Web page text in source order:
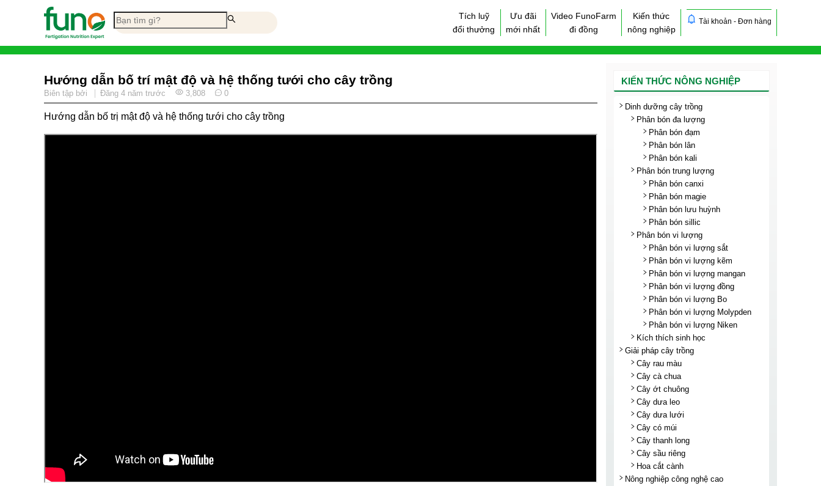
Tích luỹ
đổi thưởng
Ưu đãi
mới nhất
Video FunoFarm
đi đồng
Kiến thức
nông nghiệp
Tài khoản - Đơn hàng
Hướng dẫn bố trí mật độ và hệ thống tưới cho cây trồng
Biên tập bởi Đăng 4 năm trước 3,808 0
Hướng dẫn bố trị mật độ và hệ thống tưới cho cây trồng
KIẾN THỨC NÔNG NGHIỆP
Dinh dưỡng cây trồng
Phân bón đa lượng
Phân bón đạm
Phân bón lân
Phân bón kali
Phân bón trung lượng
Phân bón canxi
Phân bón magie
Phân bón lưu huỳnh
Phân bón sillic
Phân bón vi lượng
Phân bón vi lượng sắt
Phân bón vi lượng kẽm
Phân bón vi lượng mangan
Phân bón vi lượng đồng
Phân bón vi lượng Bo
Phân bón vi lượng Molypden
Phân bón vi lượng Niken
Kích thích sinh học
Giải pháp cây trồng
Cây rau màu
Cây cà chua
Cây ớt chuông
Cây dưa leo
Cây dưa lưới
Cây có múi
Cây thanh long
Cây sầu riêng
Hoa cắt cành
Nông nghiệp công nghệ cao